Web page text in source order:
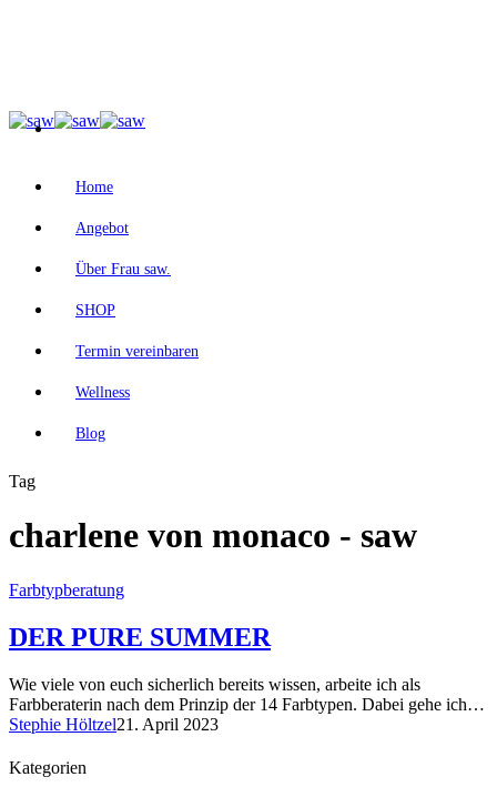
Home
Angebot
Über Frau saw.
SHOP
Termin vereinbaren
Wellness
Blog
Tag
charlene von monaco - saw
Farbtypberatung
DER PURE SUMMER
Wie viele von euch sicherlich bereits wissen, arbeite ich als
Farbberaterin nach dem Prinzip der 14 Farbtypen. Dabei gehe ich…
Stephie Höltzel21. April 2023
Kategorien